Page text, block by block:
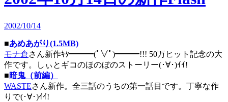
2002/10/14
■あめあがり(1.5MB)
モナ倉さん新作ｷﾀ━━━(ﾟ∀ﾟ)━━━!!! 50万ヒット記念の大
作です。しぃとギコのほのぼのストーリー(･∀･)ｲｲ!
■暗鬼（前編）
WASTEさん新作。全三話のうちの第一話目です。丁寧な作
りで(･∀･)ｲｲ!